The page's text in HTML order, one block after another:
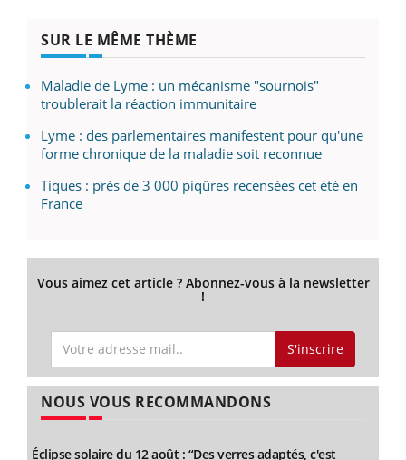
SUR LE MÊME THÈME
Maladie de Lyme : un mécanisme "sournois"
troublerait la réaction immunitaire
Lyme : des parlementaires manifestent pour qu'une
forme chronique de la maladie soit reconnue
Tiques : près de 3 000 piqûres recensées cet été en
France
Vous aimez cet article ? Abonnez-vous à la newsletter
!
S'inscrire
NOUS VOUS RECOMMANDONS
Éclipse solaire du 12 août : “Des verres adaptés, c'est